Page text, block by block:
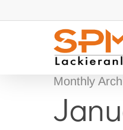
to
Monthly